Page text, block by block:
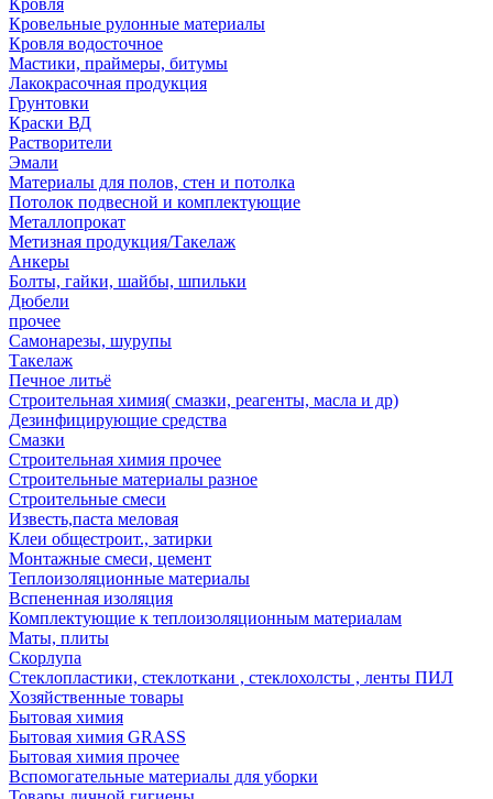
Кровля
Кровельные рулонные материалы
Кровля водосточное
Мастики, праймеры, битумы
Лакокрасочная продукция
Грунтовки
Краски ВД
Растворители
Эмали
Материалы для полов, стен и потолка
Потолок подвесной и комплектующие
Металлопрокат
Метизная продукция/Такелаж
Анкеры
Болты, гайки, шайбы, шпильки
Дюбели
прочее
Самонарезы, шурупы
Такелаж
Печное литьё
Строительная химия( смазки, реагенты, масла и др)
Дезинфицирующие средства
Смазки
Строительная химия прочее
Строительные материалы разное
Строительные смеси
Известь,паста меловая
Клеи общестроит., затирки
Монтажные смеси, цемент
Теплоизоляционные материалы
Вспененная изоляция
Комплектующие к теплоизоляционным материалам
Маты, плиты
Скорлупа
Стеклопластики, стеклоткани , стеклохолсты , ленты ПИЛ
Хозяйственные товары
Бытовая химия
Бытовая химия GRASS
Бытовая химия прочее
Вспомогательные материалы для уборки